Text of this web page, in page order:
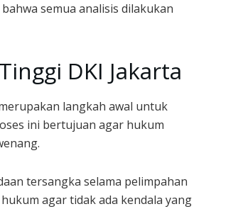
semua analisis dilakukan
DKI Jakarta
langkah awal untuk
ini bertujuan agar hukum
tersangka selama pelimpahan
agar tidak ada kendala yang